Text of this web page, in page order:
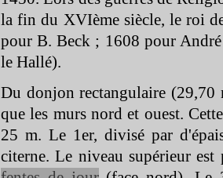
la fin du XVIème siècle, le roi
pour B. Beck ; 1608 pour
le Hallé).
Du donjon rectangulaire
que les murs nord et ouest.
25 m. Le 1er, divisé par
citerne. Le niveau supérieur